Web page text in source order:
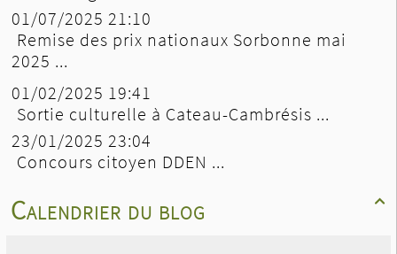
01/07/2025 21:10
Remise des prix nationaux Sorbonne mai
2025 ...
01/02/2025 19:41
Sortie culturelle à Cateau-Cambrésis ...
23/01/2025 23:04
Concours citoyen DDEN ...

Calendrier du blog